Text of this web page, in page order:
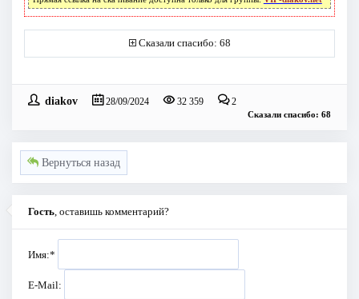
Сказали спасибо: 68
diakov 28/09/2024 32 359 2
Сказали спасибо: 68
Вернуться назад
Гость , оставишь комментарий?
Имя:*
E-Mail: